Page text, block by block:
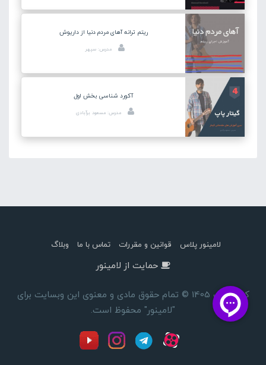
ریتم ترانه آهای مردم دنیا از داریوش
مدرس: سپهر
آکورد شناسی بخش اول
مدرس: مسعود برآبادی
لامینور پلاس قوانین و مقررات تماس با ما وبلاگ
حمایت از لامینور
کپی رایت 1405 © تمام حقوق مادی و معنوی این وبسایت برای
"لامینور" محفوظ است.